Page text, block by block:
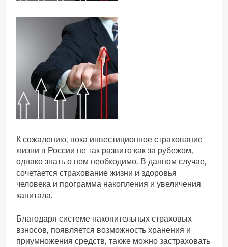
К сожалению, пока инвестиционное страхование
жизни в России не так развито как за рубежом,
однако знать о нем необходимо. В данном случае,
сочетается страхование жизни и здоровья
человека и программа накопления и увеличения
капитала.
Благодаря системе накопительных страховых
взносов, появляется возможность хранения и
приумножения средств, также можно застраховать